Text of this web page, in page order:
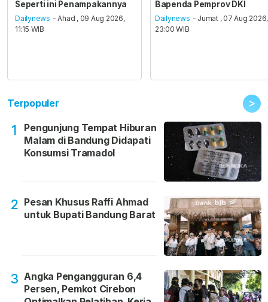
Seperti ini Penampakannya
Dailynews - Ahad , 09 Aug 2026,
11:15 WIB
Bapenda Pemprov DKI
Dailynews - Jumat , 07 Aug 2026,
23:00 WIB
Terpopuler >
1
Pengunjung Tempat Hiburan
Malam di Bandung Didapati
Konsumsi Tramadol
2 Pesan Khusus Raffi Ahmad
untuk Bupati Bandung Barat
3 Angka Pengangguran 6,4
Persen, Pemkot Cirebon